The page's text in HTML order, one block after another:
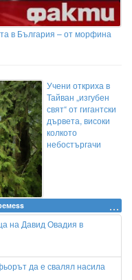
в България – от морфина
Учени откриха в
Тайван „изгубен
свят“ от гигантски
дървета, високи
колкото
небостъргачи
на Давид Овадия в
да е свалял насила